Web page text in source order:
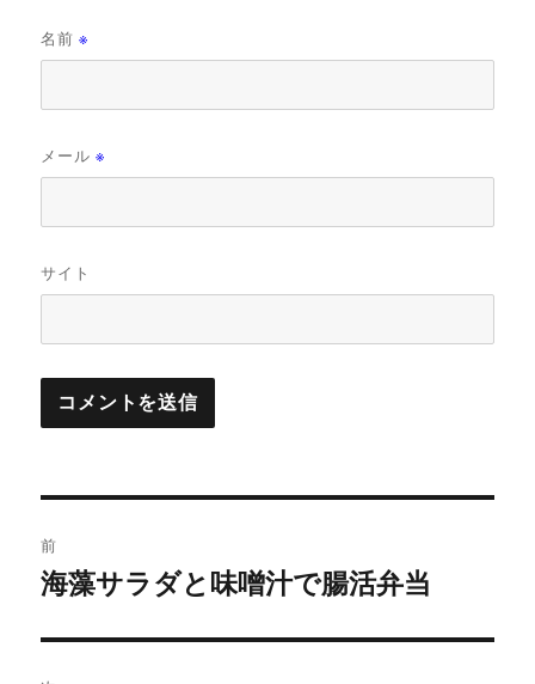
名前※
メール※
サイト
稿
ビ
前
前
投
海藻サラダと味噌汁で腸活弁当